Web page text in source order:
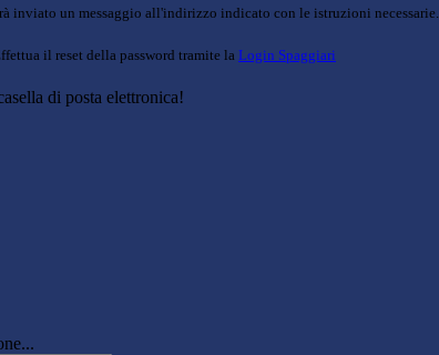
inviato un messaggio all'indirizzo indicato con le istruzioni necessarie.
il reset della password tramite la Login Spaggiari
di posta elettronica!